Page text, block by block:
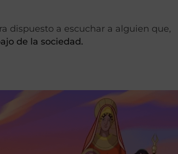
dispuesto a escuchar a alguien que,
de la sociedad.